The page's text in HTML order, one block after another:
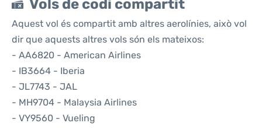
Vols de codi compartit
Aquest vol és compartit amb altres aerolínies, això vol
dir que aquests altres vols són els mateixos:
- AA6820 - American Airlines
- IB3664 - Iberia
- JL7743 - JAL
- MH9704 - Malaysia Airlines
- VY9560 - Vueling